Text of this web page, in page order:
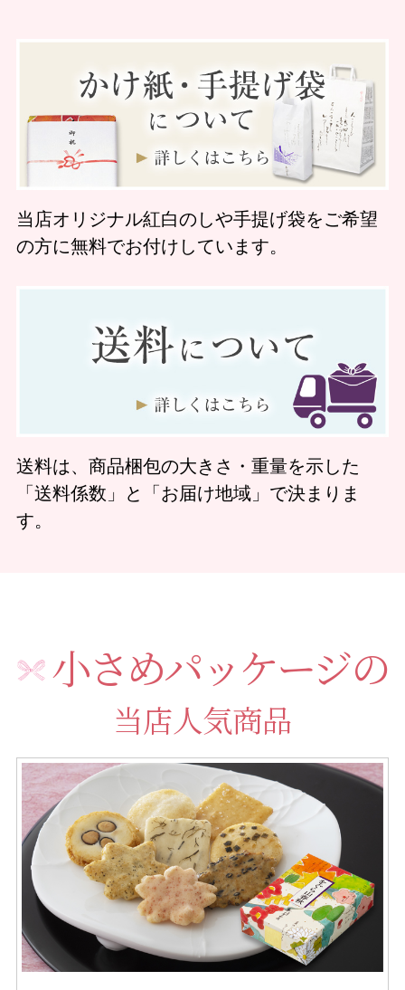
当店オリジナル紅白のしや手提げ袋をご希望
の方に無料でお付けしています。
送料は、商品梱包の大きさ・重量を示した
「送料係数」と「お届け地域」で決まりま
す。
小さめパッケージの
当店人気商品